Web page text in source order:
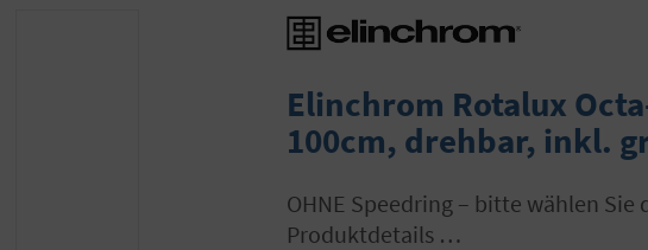
Elinchrom Rotalux
100cm, drehbar, inkl.
OHNE Speedring – bitte wählen Sie den gewünschten Speedring in den
Produktdetails …